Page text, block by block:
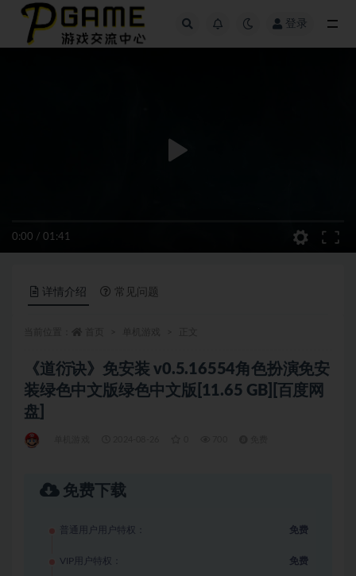
登录
0:00 / 01:41
详情介绍 常见问题
《道衍诀》免安装 v0.5.16554角色扮演免安
装绿色中文版绿色中文版[11.65 GB][百度网
盘]
免费下载
普通用户用户特权： 免费
VIP用户特权： 免费
全部